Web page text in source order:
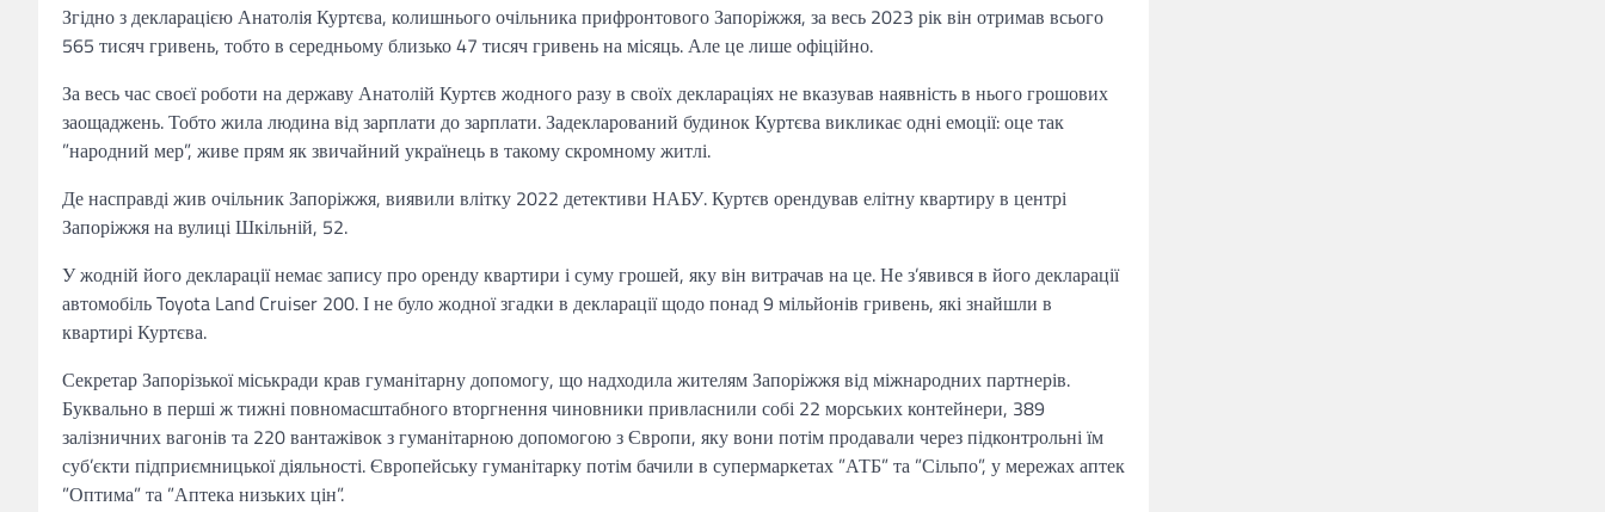
Згідно з декларацією Анатолія Куртєва, колишнього очільника прифронтового Запоріжжя, за весь 2023 рік він отримав всього
565 тисяч гривень, тобто в середньому близько 47 тисяч гривень на місяць. Але це лише офіційно.
За весь час своєї роботи на державу Анатолій Куртєв жодного разу в своїх деклараціях не вказував наявність в нього грошових
заощаджень. Тобто жила людина від зарплати до зарплати. Задекларований будинок Куртєва викликає одні емоції: оце так
”народний мер”, живе прям як звичайний українець в такому скромному житлі.
Де насправді жив очільник Запоріжжя, виявили влітку 2022 детективи НАБУ. Куртєв орендував елітну квартиру в центрі
Запоріжжя на вулиці Шкільній, 52.
У жодній його декларації немає запису про оренду квартири і суму грошей, яку він витрачав на це. Не з’явився в його декларації
автомобіль Toyota Land Cruiser 200. І не було жодної згадки в декларації щодо понад 9 мільйонів гривень, які знайшли в
квартирі Куртєва.
Секретар Запорізької міськради крав гуманітарну допомогу, що надходила жителям Запоріжжя від міжнародних партнерів.
Буквально в перші ж тижні повномасштабного вторгнення чиновники привласнили собі 22 морських контейнери, 389
залізничних вагонів та 220 вантажівок з гуманітарною допомогою з Європи, яку вони потім продавали через підконтрольні їм
суб’єкти підприємницької діяльності. Європейську гуманітарку потім бачили в супермаркетах ”АТБ” та ”Сільпо”, у мережах аптек
”Оптима” та ”Аптека низьких цін”.